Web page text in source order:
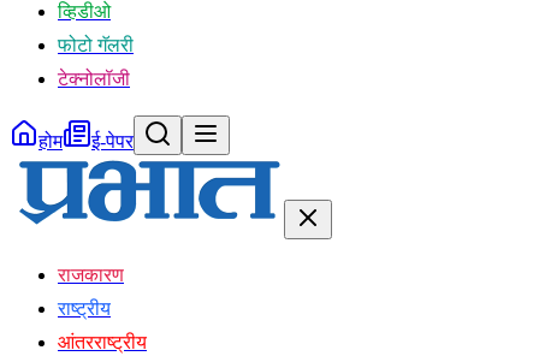
व्हिडीओ
फोटो गॅलरी
टेक्नोलॉजी
होम ई-पेपर
राजकारण
राष्ट्रीय
आंतरराष्ट्रीय